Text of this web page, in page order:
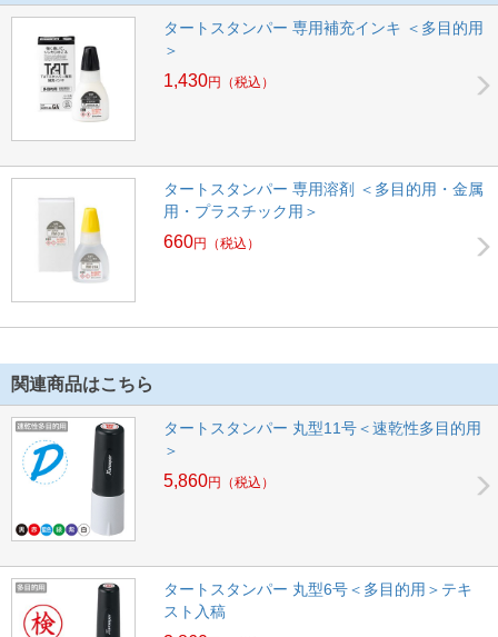
タートスタンパー 専用補充インキ ＜多目的用
＞
1,430円 （税込）
タートスタンパー 専用溶剤 ＜多目的用・金属
用・プラスチック用＞
660円 （税込）
関連商品はこちら
タートスタンパー 丸型11号＜速乾性多目的用
＞
5,860円 （税込）
タートスタンパー 丸型6号＜多目的用＞テキ
スト入稿